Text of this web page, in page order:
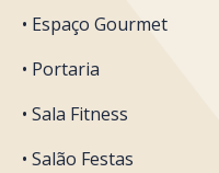
• Espaço Gourmet
• Portaria
• Sala Fitness
• Salão Festas